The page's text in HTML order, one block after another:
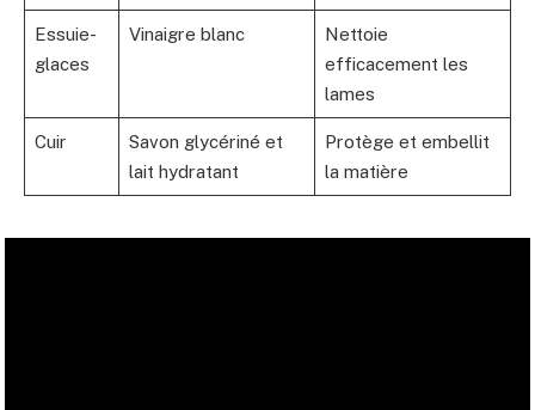
Essuie-
glaces
Vinaigre blanc
Nettoie
efficacement les
lames
Cuir
Savon glycériné et
lait hydratant
Protège et embellit
la matière